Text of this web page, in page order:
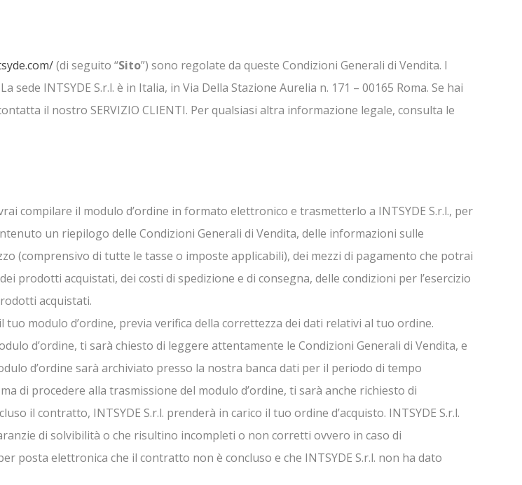
(di seguito “Sito”) sono regolate da queste Condizioni Generali di Vendita. I
INTSYDE S.r.l. è in Italia, in Via Della Stazione Aurelia n. 171 – 00165 Roma. Se hai
il nostro SERVIZIO CLIENTI. Per qualsiasi altra informazione legale, consulta le
compilare il modulo d’ordine in formato elettronico e trasmetterlo a INTSYDE S.r.l., per
un riepilogo delle Condizioni Generali di Vendita, delle informazioni sulle
(comprensivo di tutte le tasse o imposte applicabili), dei mezzi di pagamento che potrai
prodotti acquistati, dei costi di spedizione e di consegna, delle condizioni per l’esercizio
acquistati.
modulo d’ordine, previa verifica della correttezza dei dati relativi al tuo ordine.
d’ordine, ti sarà chiesto di leggere attentamente le Condizioni Generali di Vendita, e
d’ordine sarà archiviato presso la nostra banca dati per il periodo di tempo
di procedere alla trasmissione del modulo d’ordine, ti sarà anche richiesto di
il contratto, INTSYDE S.r.l. prenderà in carico il tuo ordine d’acquisto. INTSYDE S.r.l.
di solvibilità o che risultino incompleti o non corretti ovvero in caso di
elettronica che il contratto non è concluso e che INTSYDE S.r.l. non ha dato